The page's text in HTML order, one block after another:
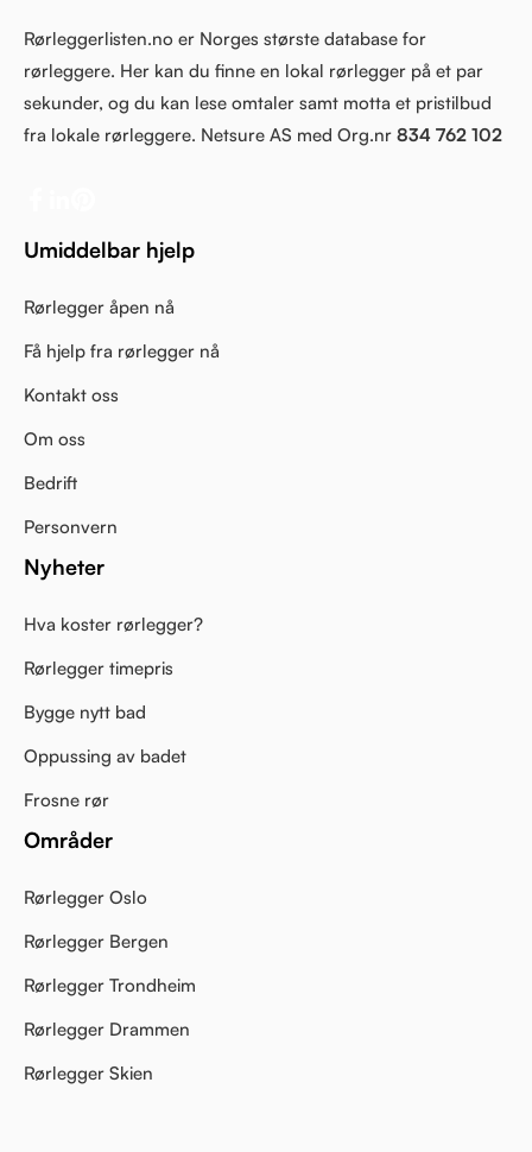
Rørleggerlisten.no er Norges største database for
rørleggere. Her kan du finne en lokal rørlegger på et par
sekunder, og du kan lese omtaler samt motta et pristilbud
fra lokale rørleggere. Netsure AS med Org.nr 834 762 102
Umiddelbar hjelp
Rørlegger åpen nå
Få hjelp fra rørlegger nå
Kontakt oss
Om oss
Bedrift
Personvern
Nyheter
Hva koster rørlegger?
Rørlegger timepris
Bygge nytt bad
Oppussing av badet
Frosne rør
Områder
Rørlegger Oslo
Rørlegger Bergen
Rørlegger Trondheim
Rørlegger Drammen
Rørlegger Skien